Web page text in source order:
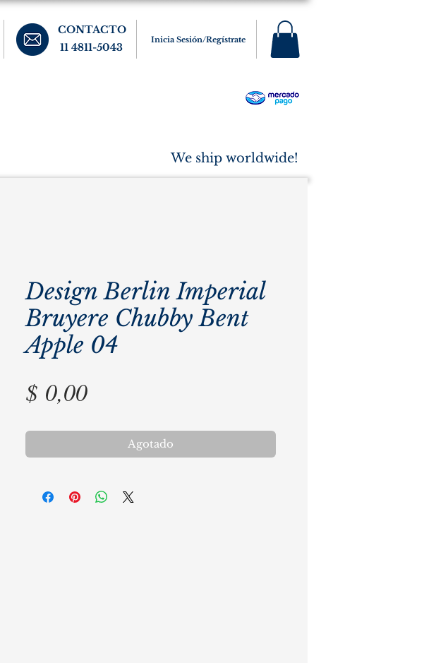
CONTACTO
11 4811-5043
Inicia Sesión/Regístrate
We ship worldwide!
Design Berlin Imperial
Bruyere Chubby Bent
Apple 04
$ 0,00Precio
Agotado